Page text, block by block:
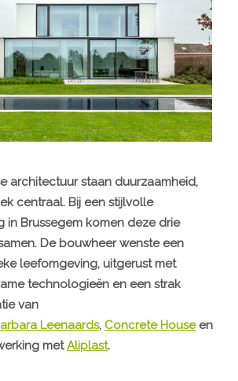
architectuur staan duurzaamheid,
centraal. Bij een stijlvolle
in Brussegem komen deze drie
De bouwheer wenste een
leefomgeving, uitgerust met
technologieën en een strak
van
Leenaards, Concrete Houseen
metAliplast.